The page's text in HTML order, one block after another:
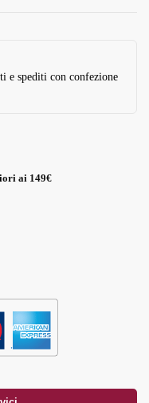
e spediti con confezione
ai 149€